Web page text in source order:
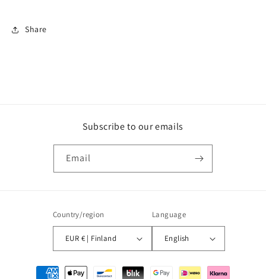
Share
Subscribe to our emails
Email
Country/region
EUR € | Finland
Language
English
Payment